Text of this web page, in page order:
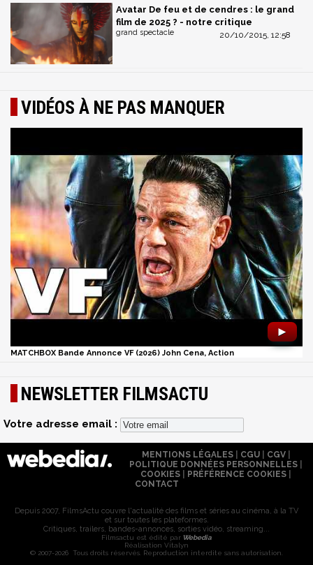
Avatar De feu et de cendres : le grand
film de 2025 ? - notre critique
20/10/2015, 12:58
grand spectacle
VIDÉOS À NE PAS MANQUER
►
MATCHBOX Bande Annonce VF (2026) John Cena, Action
NEWSLETTER FILMSACTU
Votre adresse email :
MENTIONS LÉGALES| CGU| CGV|
POLITIQUE DONNÉES PERSONNELLES
COOKIES
PRÉFÉRENCE COOKIES
CONTACT
Depuis 2007, FilmsActu couvre l'actualité des films et séries au cinéma, à la TV
et sur toutes les plateformes.
Critiques, trailers, bandes-annonces, sorties vidéo, streaming...
Filmsactu est édité par Webedia
Réalisation Vitalyn
© 2007-2026 Tous droits réservés. Reproduction interdite sans autorisation.